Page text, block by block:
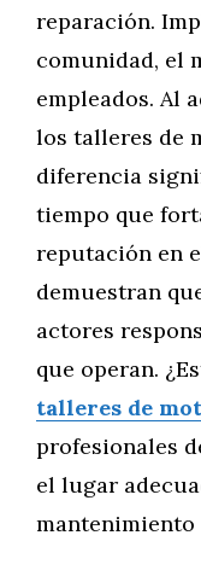
reparación.
comunidad, el
empleados. Al
los talleres de
diferencia
tiempo que
reputación en
demuestran
actores
que operan.
talleres de
profesionales
el lugar